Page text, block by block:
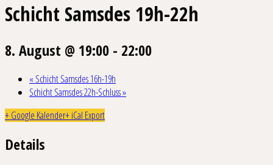
Schicht Samsdes 19h-22h
8. August @ 19:00 - 22:00
« Schicht Samsdes 16h-19h
Schicht Samsdes 22h-Schluss»
+ Google Kalender+ iCal Export
Details